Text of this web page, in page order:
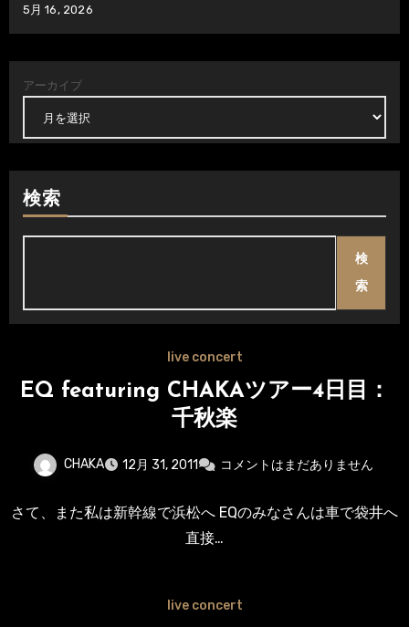
5月 16, 2026
アーカイブ
検索
検
索
live concert
EQ featuring CHAKAツアー4日目：
千秋楽
CHAKA 12月 31, 2011 コメントはまだありません
さて、また私は新幹線で浜松へ EQのみなさんは車で袋井へ
直接…
live concert